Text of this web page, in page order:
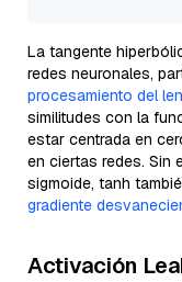
La tangente
redes neuronales,
procesamiento del
similitudes con la
estar centrada en
en ciertas redes. Sin
sigmoide, tanh
gradiente
Activación